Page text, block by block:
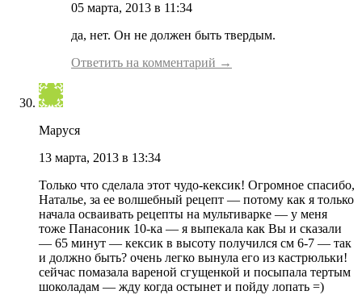
05 марта, 2013 в 11:34
да, нет. Он не должен быть твердым.
Ответить на комментарий →
Маруся
13 марта, 2013 в 13:34
Только что сделала этот чудо-кексик! Огромное спасибо,
Наталье, за ее волшебный рецепт — потому как я только
начала осваивать рецепты на мультиварке — у меня
тоже Панасоник 10-ка — я выпекала как Вы и сказали
— 65 минут — кексик в высоту получился см 6-7 — так
и должно быть? очень легко вынула его из кастрюльки!
сейчас помазала вареной сгущенкой и посыпала тертым
шоколадам — жду когда остынет и пойду лопать =)